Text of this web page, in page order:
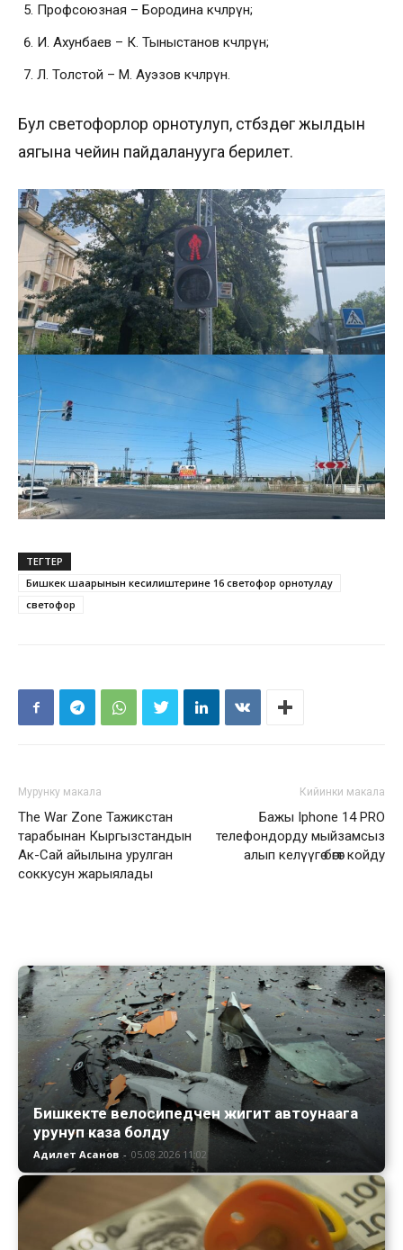
Профсоюзная – Бородина көчөлөрүнө;
И. Ахунбаев – К. Тыныстанов көчөлөрүнө;
Л. Толстой – М. Ауэзов көчөлөрүнө.
Бул светофорлор орнотулуп, үстүбүздөгү жылдын
аягына чейин пайдаланууга берилет.
ТЕГТЕР
Бишкек шаарынын кесилиштерине 16 светофор орнотулду
светофор
Мурунку макала
The War Zone Тажикстан
тарабынан Кыргызстандын
Ак-Сай айылына урулган
соккусун жарыялады
Кийинки макала
Бажы Iphone 14 PRO
телефондорду мыйзамсыз
алып келүүгө бөгөт койду
Бишкекте велосипедчен жигит автоунаага
урунуп каза болду
Адилет Асанов - 05.08.2026 11:02